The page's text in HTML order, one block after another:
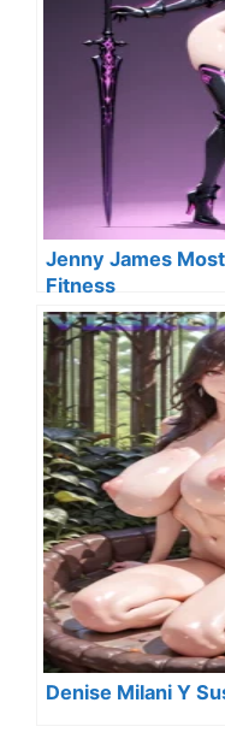
Jenny James
Fitness
Denise Milani Y